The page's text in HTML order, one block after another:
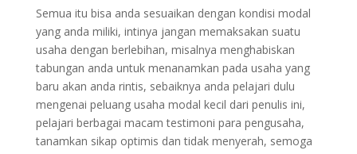
Semua itu bisa anda sesuaikan dengan kondisi modal
yang anda miliki, intinya jangan memaksakan suatu
usaha dengan berlebihan, misalnya menghabiskan
tabungan anda untuk menanamkan pada usaha yang
baru akan anda rintis, sebaiknya anda pelajari dulu
mengenai peluang usaha modal kecil dari penulis ini,
pelajari berbagai macam testimoni para pengusaha,
tanamkan sikap optimis dan tidak menyerah, semoga